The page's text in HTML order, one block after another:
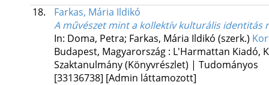
18.
Farkas, Mária Ildikó
A művészet mint a kollektív kulturális identitás
In: Doma, Petra; Farkas, Mária Ildikó (szerk.)
Budapest, Magyarország : L'Harmattan Kiadó,
Szaktanulmány (Könyvrészlet) | Tudományos
[33136738] [Admin láttamozott]